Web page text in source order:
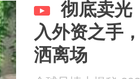
彻底卖光
入外资之手
洒离场